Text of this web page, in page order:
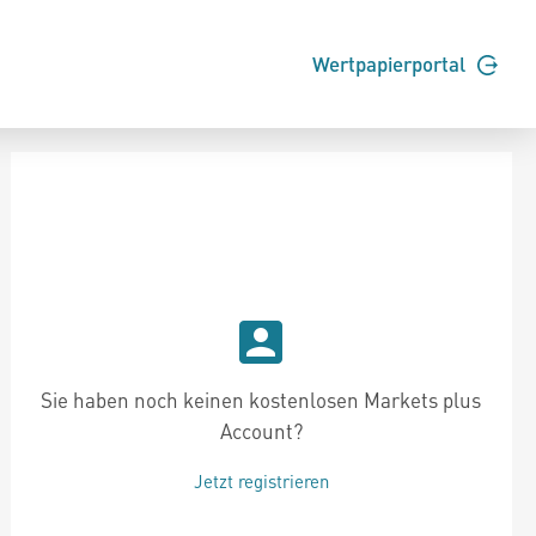
Wertpapierportal
Sie haben noch keinen kostenlosen Markets plus
Account?
Jetzt registrieren